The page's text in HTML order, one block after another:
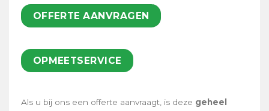
OFFERTE AANVRAGEN
OPMEETSERVICE
Als u bij ons een offerte aanvraagt, is deze geheel